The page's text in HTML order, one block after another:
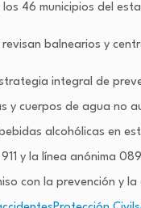
46 municipios del
balnearios y
integral de
y cuerpos de agua no
alcohólicas en
y la línea anónima
con la prevención